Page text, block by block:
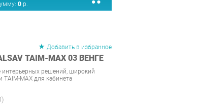
0 р.
Добавить в избранное
TAIM-MAX 03 ВЕНГЕ
интерьерных решений, широкий
MAX для кабинета
)